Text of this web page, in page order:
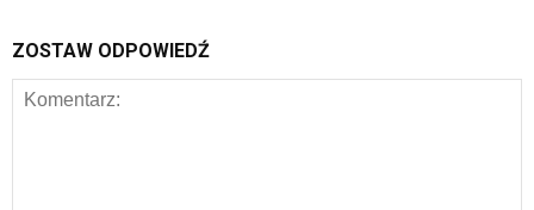
ZOSTAW ODPOWIEDŹ